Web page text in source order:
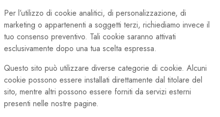
Per l’utilizzo di cookie analitici, di personalizzazione, di
marketing o appartenenti a soggetti terzi, richiediamo invece il
tuo consenso preventivo. Tali cookie saranno attivati
esclusivamente dopo una tua scelta espressa.
Questo sito può utilizzare diverse categorie di cookie. Alcuni
cookie possono essere installati direttamente dal titolare del
sito, mentre altri possono essere forniti da servizi esterni
presenti nelle nostre pagine.